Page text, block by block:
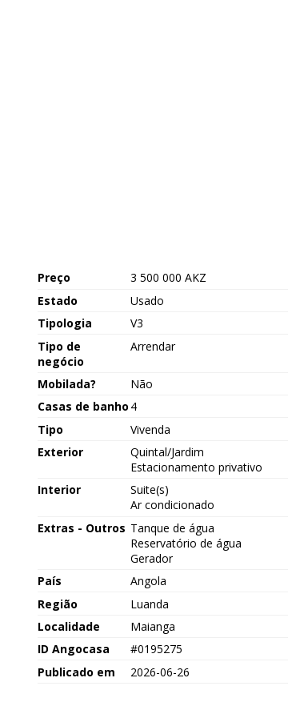
Preço
3 500 000 AKZ
Estado
Usado
Tipologia
V3
Tipo de
negócio
Arrendar
Mobilada?
Não
Casas de banho 4
Tipo
Vivenda
Exterior
Quintal/Jardim
Estacionamento privativo
Interior
Suite(s)
Ar condicionado
Extras - Outros Tanque de água
Reservatório de água
Gerador
País
Angola
Região
Luanda
Localidade
Maianga
ID Angocasa
#0195275
Publicado em
2026-06-26